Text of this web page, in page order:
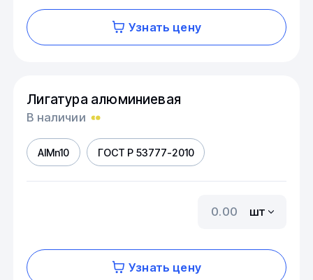
Узнать цену
Лигатура алюминиевая
В наличии
AIMn10 ГОСТ Р 53777-2010
шт
Узнать цену